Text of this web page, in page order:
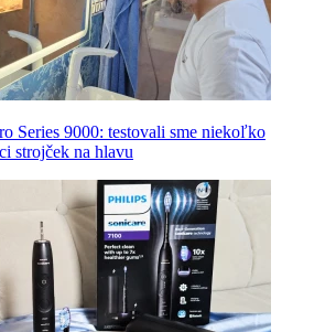
Series 9000: testovali sme niekoľko
strojček na hlavu